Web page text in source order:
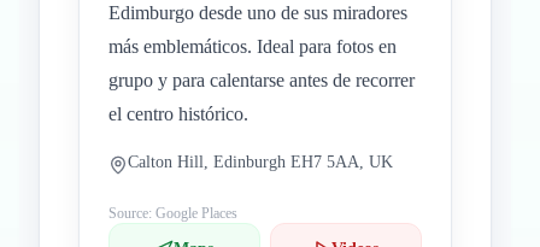
Edimburgo desde uno de sus miradores
más emblemáticos. Ideal para fotos en
grupo y para calentarse antes de recorrer
el centro histórico.
Calton Hill, Edinburgh EH7 5AA, UK
Source: Google Places